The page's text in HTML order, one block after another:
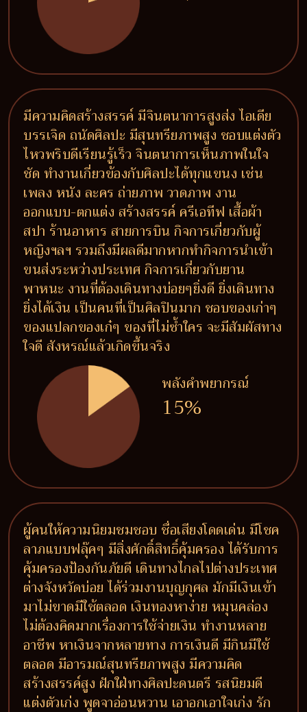
มีความคิดสร้างสรรค์ มีจินตนาการสูงส่ง ไอเดีย
บรรเจิด ถนัดศิลปะ มีสุนทรียภาพสูง ชอบแต่งตัว
ไหวพริบดีเรียนรู้เร็ว จินตนาการเห็นภาพในใจ
ชัด ทำงานเกี่ยวข้องกับศิลปะได้ทุกแขนง เช่น
เพลง หนัง ละคร ถ่ายภาพ วาดภาพ งาน
ออกแบบ-ตกแต่ง สร้างสรรค์ ครีเอทีฟ เสื้อผ้า
สปา ร้านอาหาร สายการบิน กิจการเกี่ยวกับผู้
หญิงฯลฯ รวมถึงมีผลดีมากหากทำกิจการนำเข้า
ขนส่งระหว่างประเทศ กิจการเกี่ยวกับยาน
พาหนะ งานที่ต้องเดินทางบ่อยๆยิ่งดี ยิ่งเดินทาง
ยิ่งได้เงิน เป็นคนที่เป็นศิลปินมาก ชอบของเก่าๆ
ของแปลกของเก๋ๆ ของที่ไม่ซ้ำใคร จะมีสัมผัสทาง
ใจดี สังหรณ์แล้วเกิดขึ้นจริง
พลังคำพยากรณ์
15%
ผู้คนให้ความนิยมชมชอบ ชื่อเสียงโดดเด่น มีโชค
ลาภแบบฟลุ๊คๆ มีสิ่งศักดิ์สิทธิ์คุ้มครอง ได้รับการ
คุ้มครองป้องกันภัยดี เดินทางไกลไปต่างประเทศ
ต่างจังหวัดบ่อย ได้ร่วมงานบุญกุศล มักมีเงินเข้า
มาไม่ขาดมีใช้ตลอด เงินทองหาง่าย หมุนคล่อง
ไม่ต้องคิดมากเรื่องการใช้จ่ายเงิน ทำงานหลาย
อาชีพ หาเงินจากหลายทาง การเงินดี มีกินมีใช้
ตลอด มีอารมณ์สุนทรียภาพสูง มีความคิด
สร้างสรรค์สูง ฝักใฝ่ทางศิลปะดนตรี รสนิยมดี
แต่งตัวเก่ง พูดจาอ่อนหวาน เอาอกเอาใจเก่ง รัก